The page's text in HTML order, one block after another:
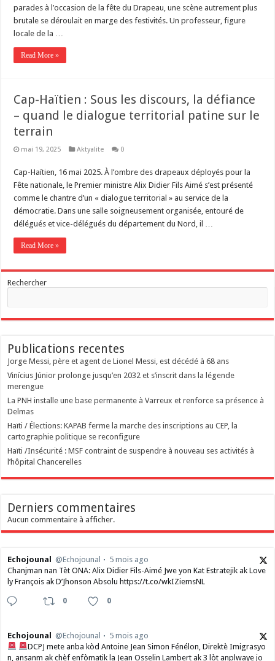
parades à l’occasion de la fête du Drapeau, une scène autrement plus
brutale se déroulait en marge des festivités. Un professeur, figure
locale de la …
Read More »
Cap-Haïtien : Sous les discours, la défiance
– quand le dialogue territorial patine sur le
terrain
mai 19, 2025 Aktyalite 0
Cap-Haïtien, 16 mai 2025. À l’ombre des drapeaux déployés pour la
Fête nationale, le Premier ministre Alix Didier Fils Aimé s’est présenté
comme le chantre d’un « dialogue territorial » au service de la
démocratie. Dans une salle soigneusement organisée, entouré de
délégués et vice-délégués du département du Nord, il …
Read More »
Rechercher
Publications recentes
Jorge Messi, père et agent de Lionel Messi, est décédé à 68 ans
Vinícius Júnior prolonge jusqu’en 2032 et s’inscrit dans la légende
merengue
La PNH installe une base permanente à Varreux et renforce sa présence à
Delmas
Haïti / Élections: KAPAB ferme la marche des inscriptions au CEP, la
cartographie politique se reconfigure
Haïti /Insécurité : MSF contraint de suspendre à nouveau ses activités à
l’hôpital Chancerelles
Derniers commentaires
Aucun commentaire à afficher.
Echojounal @Echojounal
5 mois ago
Chanjman nan Tèt ONA: Alix Didier Fils-Aimé Jwe yon Kat Estratejik ak Love
ly François ak D’Jhonson Absolu https://t.co/wkIZiemsNL
0 0
Echojounal @Echojounal
5 mois ago
DCPJ mete anba kòd Antoine Jean Simon Fénélon, Direktè Imigrasyo
n, ansanm ak chèf enfòmatik la Jean Osselin Lambert ak 3 lòt anplwaye jo